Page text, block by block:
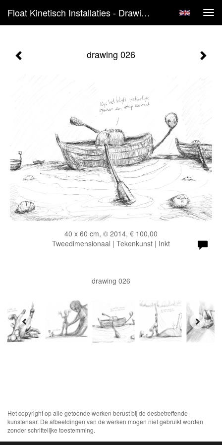
Float Kinetisch Installaties - Drawing 026
drawing 026
40 x 60 cm, © 2014, € 100,00
Tweedimensionaal | Tekenkunst | Inkt
drawing 026
Het copyright op alle getoonde werken berust bij de desbetreffende
kunstenaar. De afbeeldingen van de werken mogen niet gebruikt worden
zonder schriftelijke toestemming.